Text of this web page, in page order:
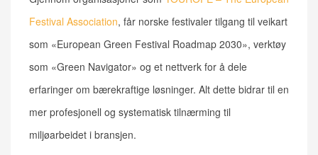
Festival Association, får norske festivaler tilgang til veikart
som «European Green Festival Roadmap 2030», verktøy
som «Green Navigator» og et nettverk for å dele
erfaringer om bærekraftige løsninger. Alt dette bidrar til en
mer profesjonell og systematisk tilnærming til
miljøarbeidet i bransjen.